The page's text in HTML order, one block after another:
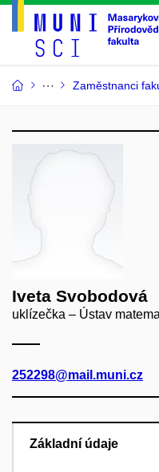
Zaměstnanci
Iveta Svobodová
uklízečka – Ústav
252298@mail.muni.cz
Základní údaje